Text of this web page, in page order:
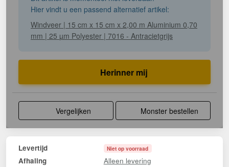
Hier vindt u een passend alternatief artikel:
Windveer | 15 cm x 15 cm x 2,00 m Aluminium 0,70
mm | 25 µm Polyester | 7016 - Antracietgrijs
Herinner mij
Vergelijken Monster bestellen
Levertijd Niet op voorraad
Afhaling Alleen levering